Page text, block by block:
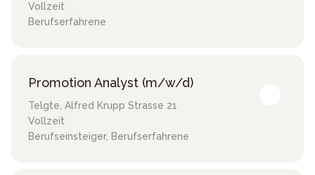
Vollzeit
Berufserfahrene
Promotion Analyst (m/w/d)
Telgte, Alfred Krupp Strasse 21
Vollzeit
Berufseinsteiger, Berufserfahrene